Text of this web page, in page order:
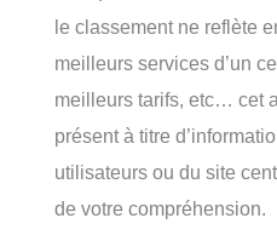
le classement ne reflète
meilleurs services d’un
meilleurs tarifs, etc… cet
présent à titre
utilisateurs ou du site
de votre compréhension.